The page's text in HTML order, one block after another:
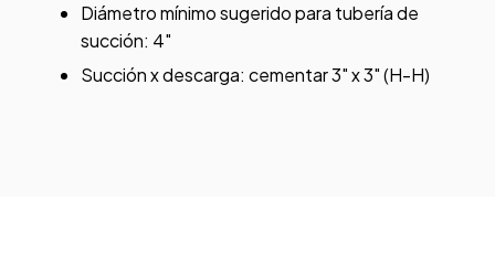
Diámetro mínimo sugerido para tubería de
succión: 4"
Succión x descarga: cementar 3" x 3" (H-H)